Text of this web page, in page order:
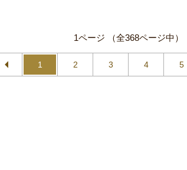
1ページ （全368ページ中）
1 2 3 4 5